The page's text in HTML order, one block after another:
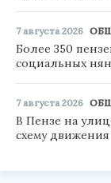
7 августа 2026
Более 350
социальных
7 августа 2026
В Пензе на
схему движения